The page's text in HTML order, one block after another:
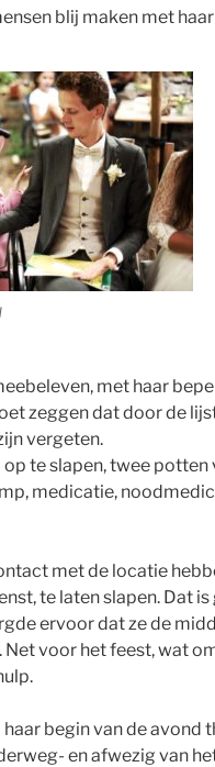
blij maken met
met haar
zeggen dat door de
vergeten.
op te slapen, twee
medicatie,
met de locatie
te laten slapen. Dat
ervoor dat ze de
Net voor het feest, wat
haar begin van de
en afwezig van